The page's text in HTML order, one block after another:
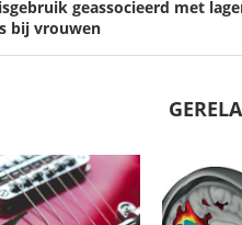
geassocieerd met
bij vrouwen